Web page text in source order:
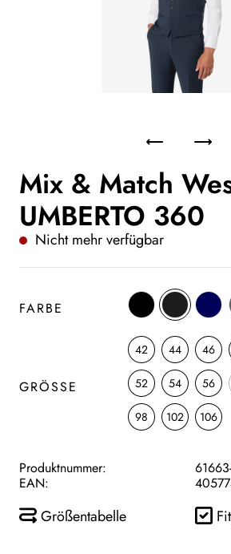
Mix & Match
UMBERTO 360
Nicht mehr verfügbar
FARBE
GRÖSSE
42 44 46
52 54 56
98 102 106
Produktnummer:
EAN:
Größentabelle